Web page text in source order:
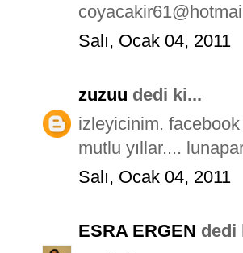
Salı, Ocak 04, 2011
zuzuu dedi ki...
izleyicinim. facebook
mutlu yıllar....
Salı, Ocak 04, 2011
ESRA ERGEN dedi